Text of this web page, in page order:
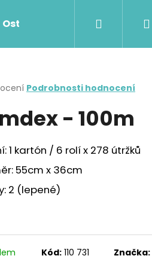
Ostatní Zdravotnictví
Podrobnosti hodnocení
- 100m
1 kartón / 6 rolí x 278 útržků
55cm x 36cm
2 (lepené)
Kód: 110 731 Značka:
UTĚRKA W1/W2/W3